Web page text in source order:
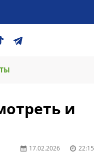
и
17.02.2026 22:15